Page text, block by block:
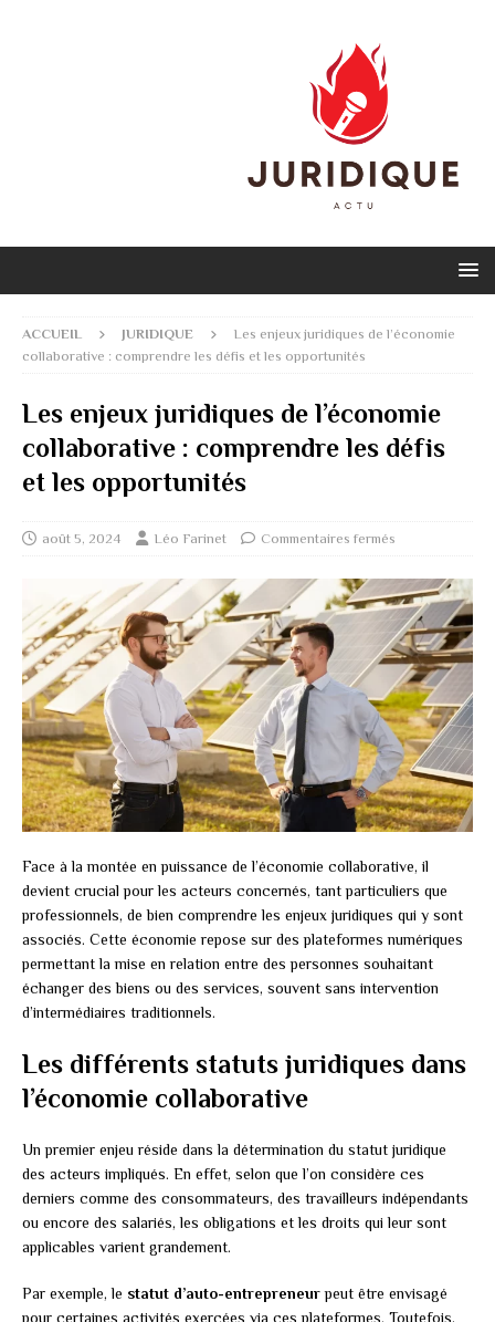
ACCUEIL JURIDIQUE
Les enjeux juridiques de l’économie
collaborative : comprendre les défis et les opportunités
Les enjeux juridiques de l’économie
collaborative : comprendre les défis
et les opportunités
août 5, 2024 Léo Farinet Commentaires fermés
Face à la montée en puissance de l’économie collaborative, il
devient crucial pour les acteurs concernés, tant particuliers que
professionnels, de bien comprendre les enjeux juridiques qui y sont
associés. Cette économie repose sur des plateformes numériques
permettant la mise en relation entre des personnes souhaitant
échanger des biens ou des services, souvent sans intervention
d’intermédiaires traditionnels.
Les différents statuts juridiques dans
l’économie collaborative
Un premier enjeu réside dans la détermination du statut juridique
des acteurs impliqués. En effet, selon que l’on considère ces
derniers comme des consommateurs, des travailleurs indépendants
ou encore des salariés, les obligations et les droits qui leur sont
applicables varient grandement.
Par exemple, le statut d’auto-entrepreneurpeut être envisagé
pour certaines activités exercées via ces plateformes. Toutefois,